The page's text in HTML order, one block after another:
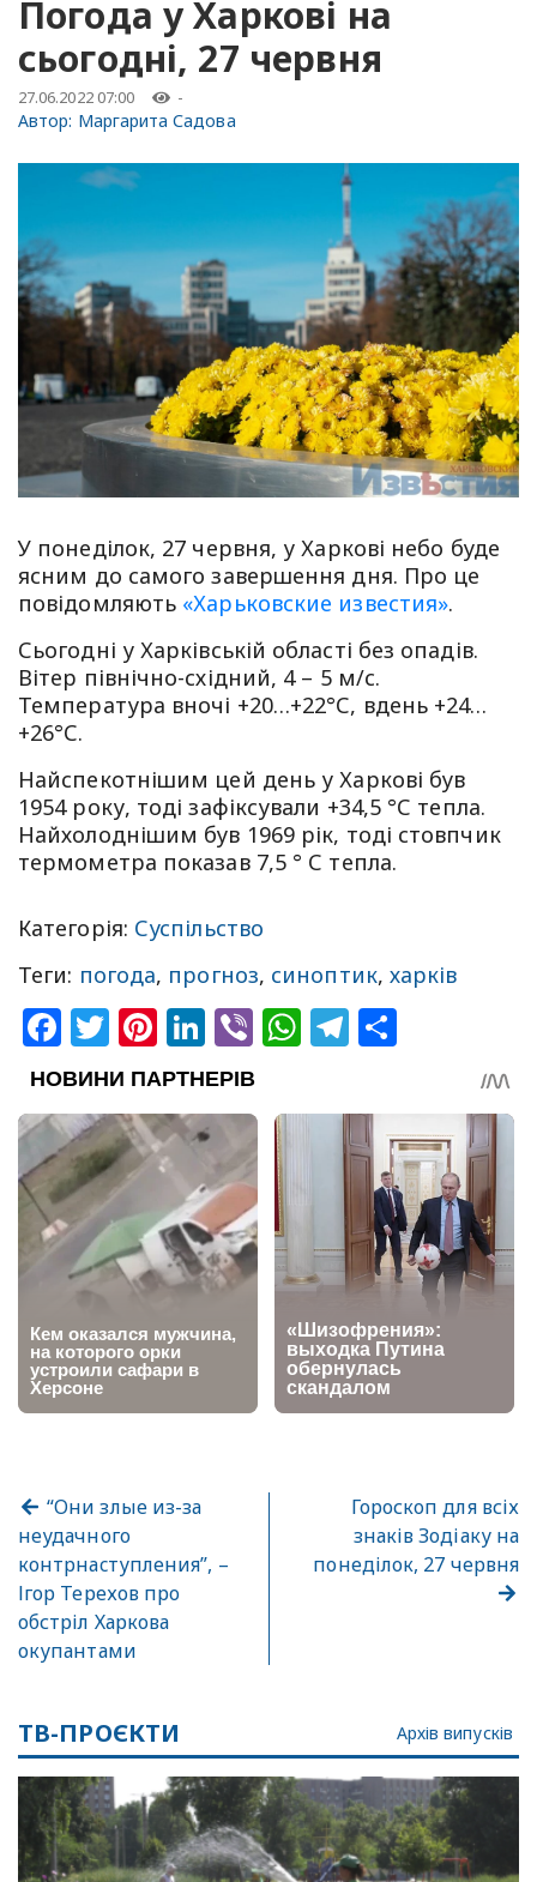
Погода у Харкові на
сьогодні, 27 червня
27.06.2022 07:00 -
Автор: Маргарита Садова
У понеділок, 27 червня, у Харкові небо буде
ясним до самого завершення дня. Про це
повідомляють «Харьковские известия».
Сьогодні у Харківській області без опадів.
Вітер північно-східний, 4 – 5 м/с.
Температура вночі +20…+22°С, вдень +24…
+26°С.
Найспекотнішим цей день у Харкові був
1954 року, тоді зафіксували +34,5 °С тепла.
Найхолоднішим був 1969 рік, тоді стовпчик
термометра показав 7,5 ° С тепла.
Категорія: Суспільство
Теги: погода, прогноз, синоптик,харків
Facebook
Twitter
Pinterest
LinkedIn
ViberWhatsApp
Telegram
“Они злые из-за
неудачного
контрнаcтупления”, –
Ігор Терехов про
обстріл Харкова
окупантами
Гороскоп для всіх
знаків Зодіаку на
понеділок, 27 червня
ТВ-ПРОЄКТИ Архів випусків